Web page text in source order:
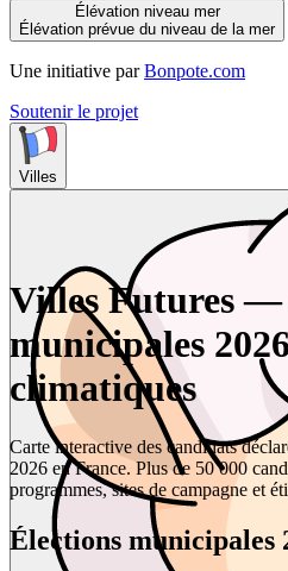
Élévation niveau mer
Élévation prévue du niveau de la mer
Une initiative par Bonpote.com
Soutenir le projet
Villes
Villes Futures —
municipales
climatiques
Carte interactive des candidats
2026 en France. Plus de 50 000
programmes, sites de campagne et
Élections municipales